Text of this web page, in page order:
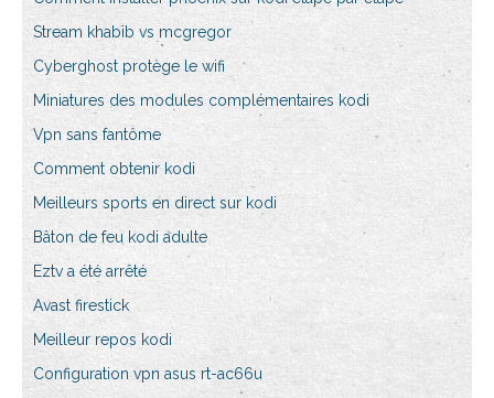
Stream khabib vs mcgregor
Cyberghost protège le wifi
Miniatures des modules complémentaires kodi
Vpn sans fantôme
Comment obtenir kodi
Meilleurs sports en direct sur kodi
Bâton de feu kodi adulte
Eztv a été arrêté
Avast firestick
Meilleur repos kodi
Configuration vpn asus rt-ac66u